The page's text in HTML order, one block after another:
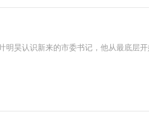
昊认识新来的市委书记，他从最底层